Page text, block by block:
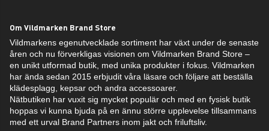
Om Vildmarken Brand Store
Vildmarkens egenutvecklade sortiment har växt under de senaste
åren och nu förverkligas visionen om Vildmarken Brand Store –
en unikt utformad butik, med unika produkter i fokus. Vildmarken
har ända sedan 2015 erbjudit våra läsare och följare att beställa
klädesplagg, kepsar och andra accessoarer.
Nätbutiken har vuxit sig mycket populär och med en fysisk butik
hoppas vi kunna bjuda på en ännu större upplevelse tillsammans
med ett urval Brand Partners inom jakt och friluftsliv.